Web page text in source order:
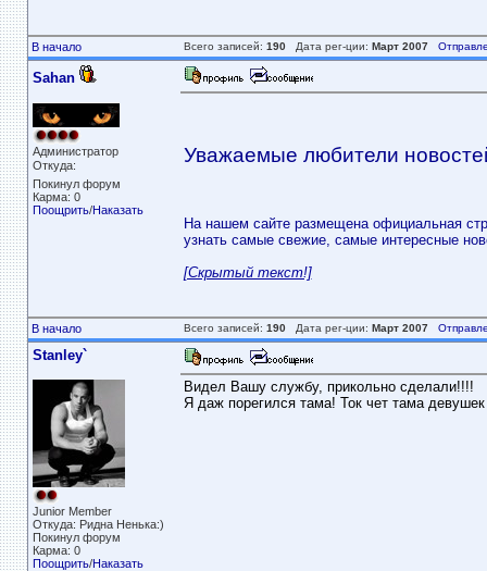
В начало Всего записей: 190Дата рег-ции: Март 2007
Sahan
Администратор
Откуда: 
Покинул форум
Карма: 0
Поощрить/Наказать
Уважаемые любители
На нашем сайте размещена официальная
узнать самые свежие, самые интересные
[Скрытый текст!]
В начало Всего записей: 190Дата рег-ции: Март 2007
Stanley`
Junior Member
Откуда: Ридна Ненька:)
Покинул форум
Карма: 0
Поощрить/Наказать
Видел Вашу службу, прикольно сделали!!!!
Я даж порегился тама! Ток чет тама